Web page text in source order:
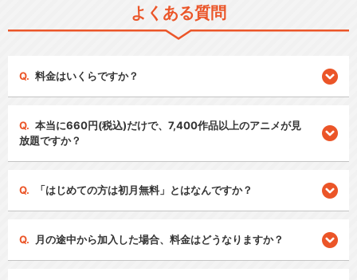
よくある質問
料金はいくらですか？
本当に660円(税込)だけで、7,400作品以上のアニメが見
放題ですか？
「はじめての方は初月無料」とはなんですか？
月の途中から加入した場合、料金はどうなりますか？